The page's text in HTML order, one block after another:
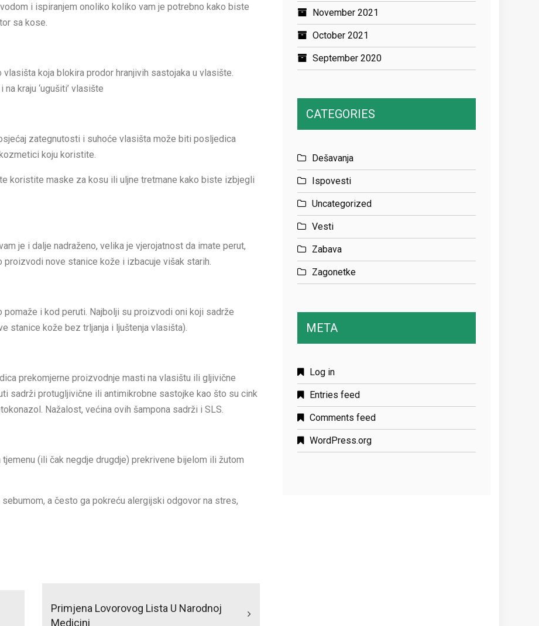
i ispiranjem onoliko koliko vam je potrebno kako biste
sa kose.
koja blokira prodor hranjivih sastojaka u vlasište.
kraju ‘ugušiti’ vlasište
zategnutosti i suhoće vlasišta može biti posljedica
koju koristite.
koristite maske za kosu ili uljne tretmane kako biste izbjegli
je i dalje nadraženo, velika je vjerojatnost da imate perut,
nove stanice kože i izbacuje višak starih.
i kod peruti. Najbolji su proizvodi oni koji sadrže
stanice kože bez trljanja i ljuštenja vlasišta).
prekomjerne proizvodnje masti na vlasištu ili gljivične
sadrži protugljivične ili antimikrobne sastojke kao što su cink
Nažalost, većina ovih šampona sadrži i SLS.
(ili čak negdje drugdje) prekrivene bijelom ili žutom
a često ga pokreću alergijski odgovor na stres,
Primjena Lovorovog Lista U Narodnoj
Medicini
November 2021
October 2021
September 2020
CATEGORIES
Dešavanja
Ispovesti
Uncategorized
Vesti
Zabava
Zagonetke
META
Log in
Entries feed
Comments feed
WordPress.org